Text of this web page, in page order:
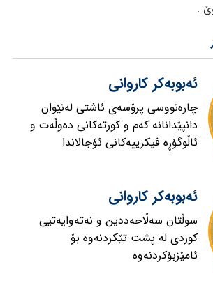
.
ئەبوبەكر كاروانی
چارەنووسی پرۆسەی ئاشتی لەنێوان
دانپێدانانە کەم و کورتەکانی دەوڵەت و
ئاڵوگۆڕە فیکرییەکانی ئۆجالاندا
ئەبوبەكر كاروانی
سوڵتان سەڵاحەددین و نەتەوایەتیی
کوردی لە پشت تێکردنەوە بۆ
ئامێزبۆکردنەوە